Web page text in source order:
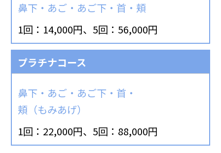
鼻下・あご・あご下・首・頬
1回：14,000円、5回：56,000円
プラチナコース
鼻下・あご・あご下・首・
頬（もみあげ）
1回：22,000円、5回：88,000円